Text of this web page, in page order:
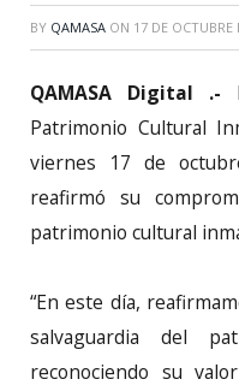
BY QAMASA ON 17 DE OCTUBRE
QAMASA Digital .-
Patrimonio Cultural
viernes 17 de
reafirmó su
patrimonio cultural
“En este día,
salvaguardia del
reconociendo su